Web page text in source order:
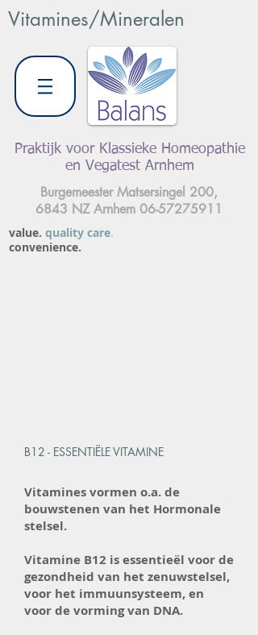
Vitamines/Mineralen
Burgemeester Matsersingel 200,
6843 NZ Arnhem 06-57275911
Praktijk voor Klassieke Homeopathie
en Vegatest Arnhem
value. quality care.
convenience.
B12 - ESSENTIËLE VITAMINE
Vitamines vormen o.a. de
bouwstenen van het Hormonale
stelsel.
Vitamine B12 is essentieël voor de
gezondheid van het zenuwstelsel,
voor het immuunsysteem, en
voor de vorming van DNA.